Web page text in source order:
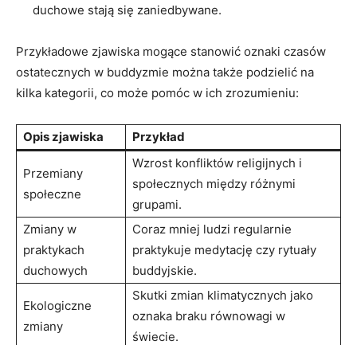
duchowe stają się zaniedbywane.
Przykładowe​ zjawiska ⁣mogące stanowić oznaki⁣ czasów
‌ostatecznych w buddyzmie można także ‌podzielić⁤ na
kilka kategorii, ​co ‍może ​pomóc w ich zrozumieniu:
Opis zjawiska Przykład
Przemiany
społeczne
Wzrost konfliktów religijnych i
społecznych między różnymi
grupami.
Zmiany ⁤w‍
praktykach‌
duchowych
Coraz mniej‍ ludzi regularnie
praktykuje⁢ medytację czy‌ rytuały
buddyjskie.
Ekologiczne
zmiany
Skutki ‌zmian klimatycznych jako‍
oznaka‌ braku równowagi w
świecie.